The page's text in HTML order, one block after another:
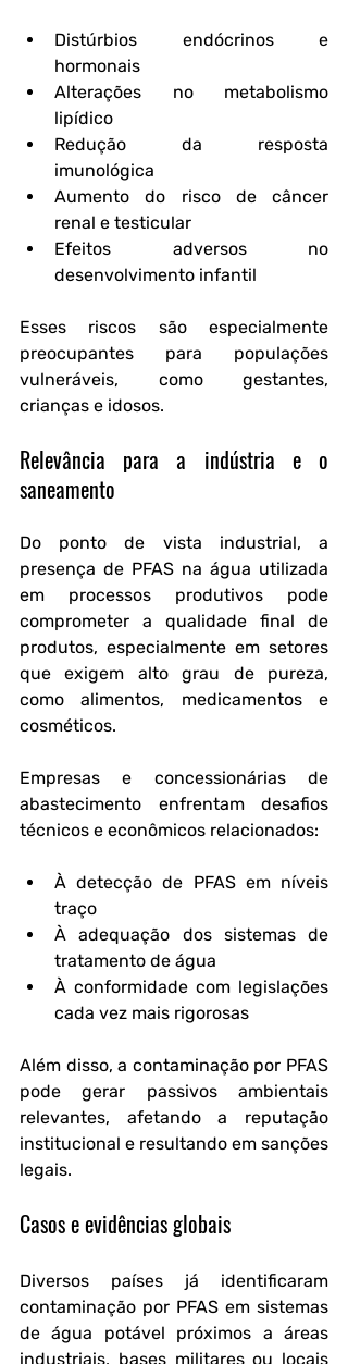
Distúrbios endócrinos e
hormonais
Alterações no metabolismo
lipídico
Redução da resposta
imunológica
Aumento do risco de câncer
renal e testicular
Efeitos adversos no
desenvolvimento infantil
Esses riscos são especialmente
preocupantes para populações
vulneráveis, como gestantes,
crianças e idosos.
Relevância para a indústria e o
saneamento
Do ponto de vista industrial, a
presença de PFAS na água utilizada
em processos produtivos pode
comprometer a qualidade final de
produtos, especialmente em setores
que exigem alto grau de pureza,
como alimentos, medicamentos e
cosméticos.
Empresas e concessionárias de
abastecimento enfrentam desafios
técnicos e econômicos relacionados:
À detecção de PFAS em níveis
traço
À adequação dos sistemas de
tratamento de água
À conformidade com legislações
cada vez mais rigorosas
Além disso, a contaminação por PFAS
pode gerar passivos ambientais
relevantes, afetando a reputação
institucional e resultando em sanções
legais.
Casos e evidências globais
Diversos países já identificaram
contaminação por PFAS em sistemas
de água potável próximos a áreas
industriais, bases militares ou locais